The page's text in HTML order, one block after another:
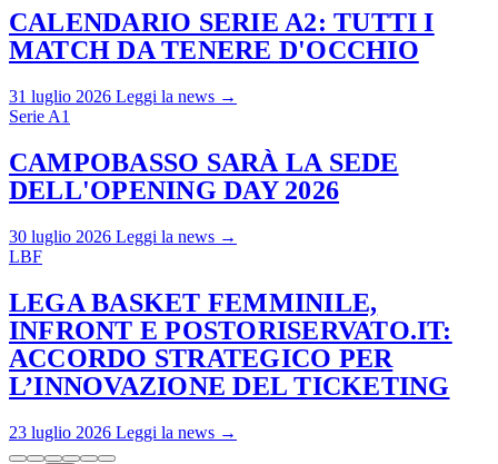
CALENDARIO SERIE A2: TUTTI I
MATCH DA TENERE D'OCCHIO
31 luglio 2026 Leggi la news →
Serie A1
CAMPOBASSO SARÀ LA SEDE
DELL'OPENING DAY 2026
30 luglio 2026 Leggi la news →
LBF
LEGA BASKET FEMMINILE,
INFRONT E POSTORISERVATO.IT:
ACCORDO STRATEGICO PER
L’INNOVAZIONE DEL TICKETING
23 luglio 2026 Leggi la news →